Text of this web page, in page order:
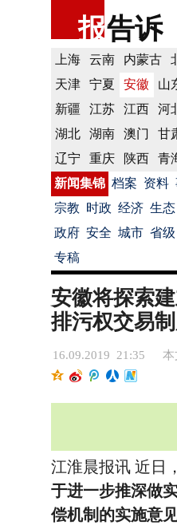
报告诉
上海 云南 内蒙古
天津
宁夏 安徽 山
新疆
江苏 江西 河
湖北
湖南 澳门 甘
辽宁
重庆 陕西 青
新闻集锦 档案 资料
宗教 时政 经济 生态
政府 安全 城市 省级
专稿
安徽将探索
排污权交易
16.09.2019 21:35 本
江淮晨报讯 近日
于进一步推深做
偿机制的实施意